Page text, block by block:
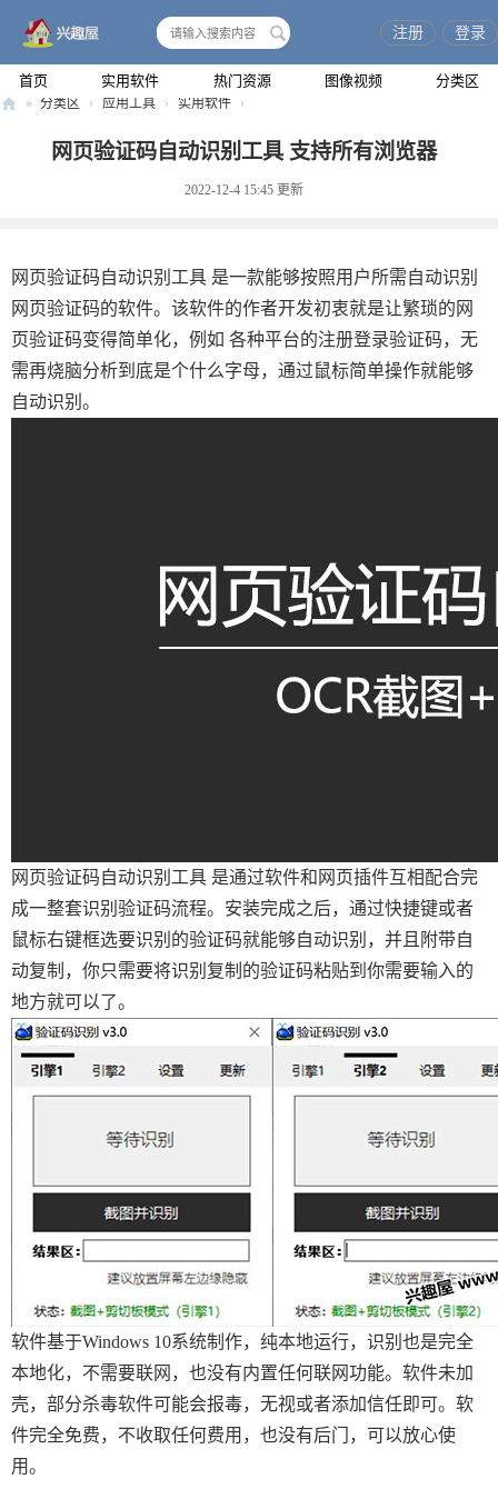
首页 实用软件 热门资源 图像视频 分类区
注册 登录
» 分类区 › 应用工具 › 实用软件 ›
网页验证码自动识别工具 支持所有浏览器
2022-12-4 15:45 更新
网页验证码自动识别工具 是一款能够按照用户所需自动识别
网页验证码的软件。该软件的作者开发初衷就是让繁琐的网
页验证码变得简单化，例如 各种平台的注册登录验证码，无
需再烧脑分析到底是个什么字母，通过鼠标简单操作就能够
自动识别。
网页验证码自动识别工具 是通过软件和网页插件互相配合完
成一整套识别验证码流程。安装完成之后，通过快捷键或者
鼠标右键框选要识别的验证码就能够自动识别，并且附带自
动复制，你只需要将识别复制的验证码粘贴到你需要输入的
地方就可以了。
软件基于Windows 10系统制作，纯本地运行，识别也是完全
本地化，不需要联网，也没有内置任何联网功能。软件未加
壳，部分杀毒软件可能会报毒，无视或者添加信任即可。软
件完全免费，不收取任何费用，也没有后门，可以放心使
用。